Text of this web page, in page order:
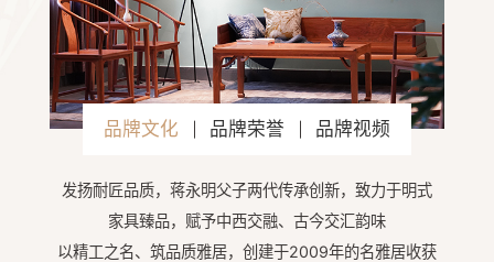
品牌文化 品牌荣誉 品牌视频
发扬耐匠品质，蒋永明父子两代传承创新，致力于明式
家具臻品，赋予中西交融、古今交汇韵味
以精工之名、筑品质雅居，创建于2009年的名雅居收获